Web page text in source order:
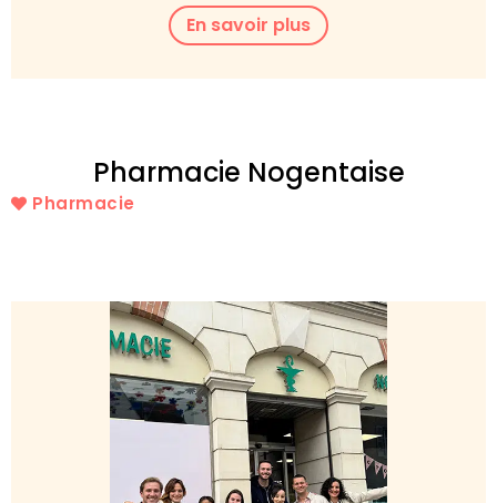
En savoir plus
Pharmacie Nogentaise
Pharmacie